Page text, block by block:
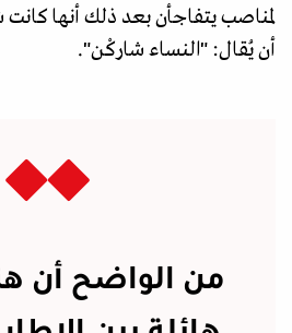
لمناصب يتفاجأن بعد ذلك أنها
أن يُقال: "النساء شاركْن".
من الواضح أن